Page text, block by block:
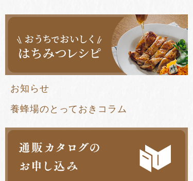
お知らせ
養蜂場のとっておきコラム